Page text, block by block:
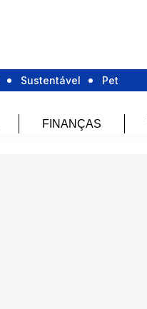
Sustentável Pet
FINANÇAS